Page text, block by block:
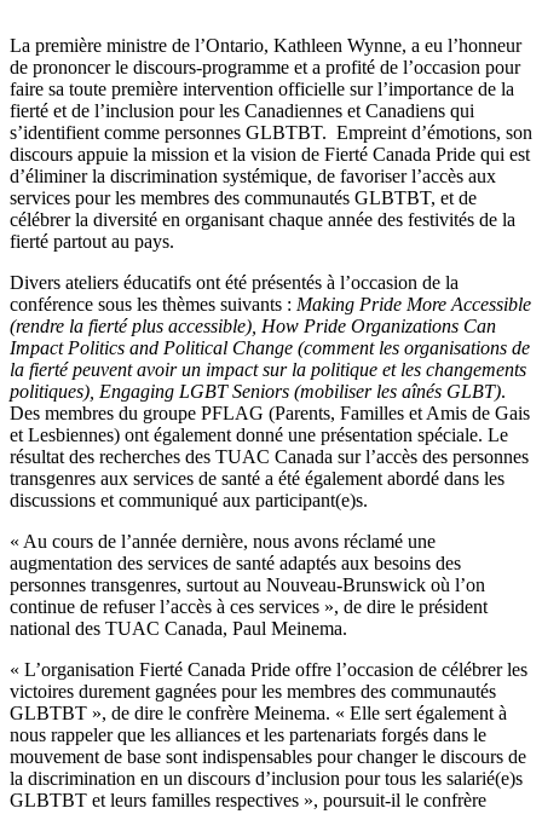
La première ministre de l’Ontario, Kathleen Wynne, a eu l’honneur
de prononcer le discours-programme et a profité de l’occasion pour
faire sa toute première intervention officielle sur l’importance de la
fierté et de l’inclusion pour les Canadiennes et Canadiens qui
s’identifient comme personnes GLBTBT. Empreint d’émotions, son
discours appuie la mission et la vision de Fierté Canada Pride qui est
d’éliminer la discrimination systémique, de favoriser l’accès aux
services pour les membres des communautés GLBTBT, et de
célébrer la diversité en organisant chaque année des festivités de la
fierté partout au pays.
Divers ateliers éducatifs ont été présentés à l’occasion de la
conférence sous les thèmes suivants : Making Pride More Accessible
(rendre la fierté plus accessible), How Pride Organizations Can
Impact Politics and Political Change (comment les organisations de
la fierté peuvent avoir un impact sur la politique et les changements
politiques), Engaging LGBT Seniors (mobiliser les aînés GLBT).
Des membres du groupe PFLAG (Parents, Familles et Amis de Gais
et Lesbiennes) ont également donné une présentation spéciale. Le
résultat des recherches des TUAC Canada sur l’accès des personnes
transgenres aux services de santé a été également abordé dans les
discussions et communiqué aux participant(e)s.
« Au cours de l’année dernière, nous avons réclamé une
augmentation des services de santé adaptés aux besoins des
personnes transgenres, surtout au Nouveau-Brunswick où l’on
continue de refuser l’accès à ces services », de dire le président
national des TUAC Canada, Paul Meinema.
« L’organisation Fierté Canada Pride offre l’occasion de célébrer les
victoires durement gagnées pour les membres des communautés
GLBTBT », de dire le confrère Meinema. « Elle sert également à
nous rappeler que les alliances et les partenariats forgés dans le
mouvement de base sont indispensables pour changer le discours de
la discrimination en un discours d’inclusion pour tous les salarié(e)s
GLBTBT et leurs familles respectives », poursuit-il le confrère